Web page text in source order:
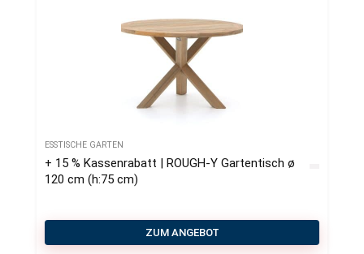
ESSTISCHE GARTEN
+ 15 % Kassenrabatt | ROUGH-Y Gartentisch ø
120 cm (h:75 cm)
ZUM ANGEBOT